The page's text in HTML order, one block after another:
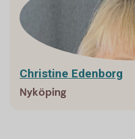
Christine Edenborg
Nyköping